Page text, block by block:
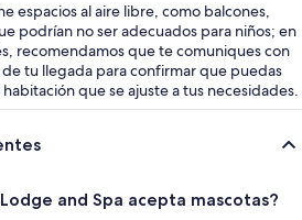
espacios al aire libre, como balcones,
podrían no ser adecuados para niños; en
recomendamos que te comuniques con
tu llegada para confirmar que puedas
que se ajuste a tus necesidades.
and Spa acepta mascotas?